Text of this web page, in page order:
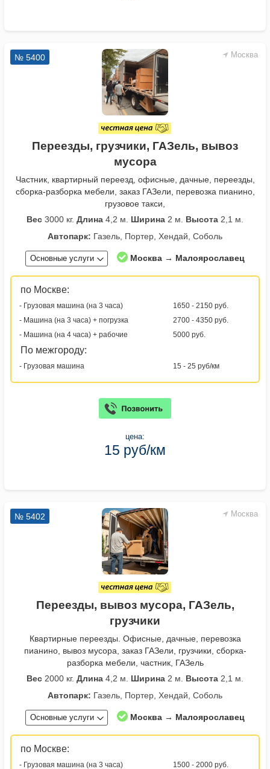
Москва
№ 5400
Переезды, грузчики, ГАЗель, вывоз
мусора
Частник, квартирный переезд, офисные, дачные, переезды,
сборка-разборка мебели, заказ ГАЗели, перевозка пианино,
грузовое такси,
Вес 3000 кг. Длина 4,2 м. Ширина 2 м. Высота 2,1 м.
Автопарк: Газель, Портер, Хендай, Соболь
Основные услуги Москва → Малоярославец
по Москве:
- Грузовая машина (на 3 часа)
1650 - 2150 руб.
- Машина (на 3 часа) + погрузка
2700 - 4350 руб.
- Машина (на 4 часа) + рабочие
5000 руб.
По межгороду:
- Грузовая машина 15 - 25 руб/км
цена:
15 руб/км
Москва
№ 5402
Переезды, вывоз мусора, ГАЗель,
грузчики
Квартирные переезды. Офисные, дачные, перевозка
пианино, вывоз мусора, заказ ГАЗели, грузчики, сборка-
разборка мебели, частник, ГАЗель
Вес 2000 кг. Длина 4,2 м. Ширина 2 м. Высота 2,1 м.
Автопарк: Газель, Портер, Хендай, Соболь
Основные услуги Москва → Малоярославец
по Москве:
- Грузовая машина (на 3 часа) 1500 - 2000 руб.